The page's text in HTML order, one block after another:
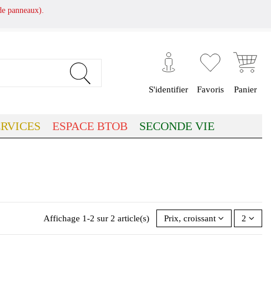
panneaux).
S'identifier Favoris Panier
ESPACE BTOB SECONDE VIE
Affichage 1-2 sur 2 article(s) Prix, croissant 2